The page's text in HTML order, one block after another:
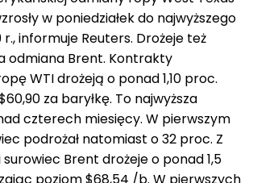
w poniedziałek do najwyższego
r., informuje Reuters. Drożeje też
odmiana Brent. Kontrakty
WTI drożeją o ponad 1,10 proc.
za baryłkę. To najwyższa
czterech miesięcy. W pierwszym
podrożał natomiast o 32 proc. Z
Brent drożeje o ponad 1,5